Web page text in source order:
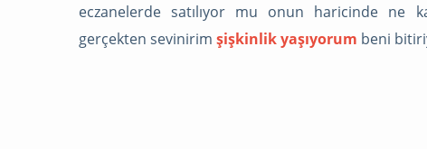
eczanelerde satılıyor mu onun haricinde ne
gerçekten sevinirim şişkinlik yaşıyorum beni